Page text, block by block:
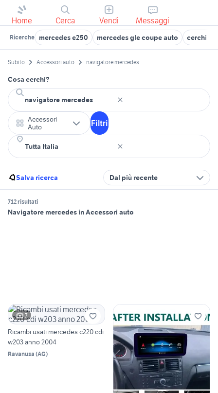
Home Cerca Vendi Messaggi
Ricerche mercedes e250 mercedes gle coupe auto cerchi 19
Subito Accessori auto navigatore mercedes
Cosa cerchi?
Accessori
Auto
Filtri
Salva ricerca Dal più recente
712 risultati
Navigatore mercedes in Accessori auto
7
Ricambi usati mercedes c220 cdi
w203 anno 2004
Ravanusa (AG)